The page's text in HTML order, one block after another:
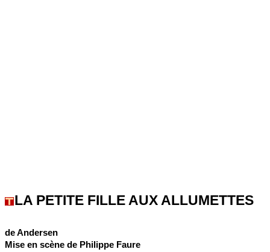
LA PETITE FILLE AUX ALLUMETTES
de Andersen
Mise en scène de Philippe Faure